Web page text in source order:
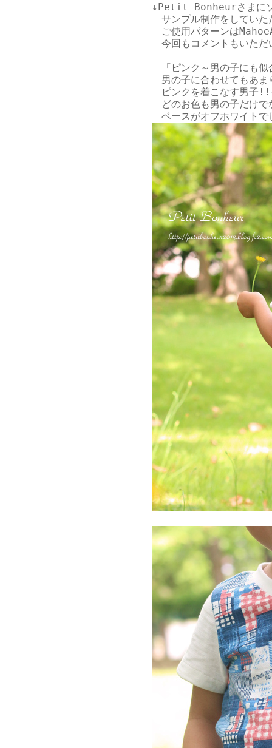
↓ Petit Bonheurさま に
サンプル制作をしていた
ご使用パターンは
今回もコメントもいただ
「ピンク～男の子にも似
男の子に合わせてもあ
ピンクを着こなす男子
どのお色も男の子だけで